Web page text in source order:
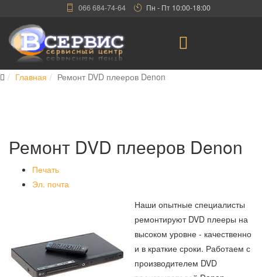
066 684-74-64 Пн - Пт 10:00-18:00
Главная Ремонт DVD плееров Denon
Ремонт DVD плееров Denon
Печать
Эл. почта
Наши опытные специалисты
ремонтируют DVD плееры на
высоком уровне - качественно
и в краткие сроки. Работаем с
производителем DVD